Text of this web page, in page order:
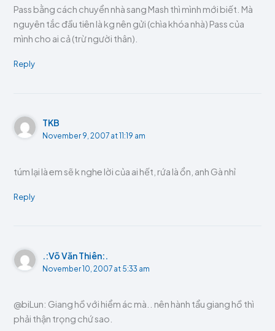
Pass bằng cách chuyển nhà sang Mash thì mình mới biết. Mà
nguyên tắc đầu tiên là kg nên gửi (chìa khóa nhà) Pass của
mình cho ai cả (trừ người thân).
Reply
TKB
November 9, 2007 at 11:19 am
túm lại là em sẽ k nghe lời của ai hết, rứa là ổn, anh Gà nhỉ
Reply
.:Võ Văn Thiên:.
November 10, 2007 at 5:33 am
@biLun: Giang hồ với hiểm ác mà.. nên hành tẩu giang hồ thì
phải thận trọng chứ sao.